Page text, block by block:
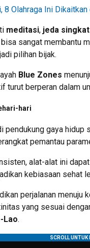
8 Olahraga Ini
meditasi, jeda
bisa sangat membantu
pilihan bijak.
Blue Zones
turut berperan dalam
hari
pendukung gaya hidup
pemantau
alat-alat ini
kebiasaan sehat
perjalanan
yang sesuai
Lao.